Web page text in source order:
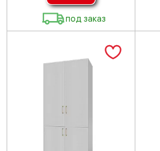
под заказ